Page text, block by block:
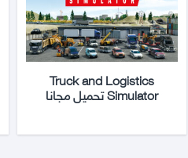
Truck and Logistics
Simulator تحميل مجانا